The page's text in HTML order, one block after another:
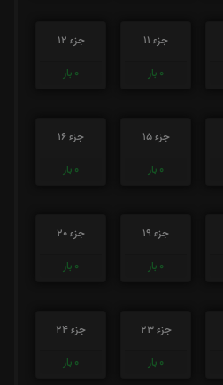
جزء 11
0 بار
جزء 12
0 بار
جزء 15
0 بار
جزء 16
0 بار
جزء 19
0 بار
جزء 20
0 بار
جزء 23
0 بار
جزء 24
0 بار